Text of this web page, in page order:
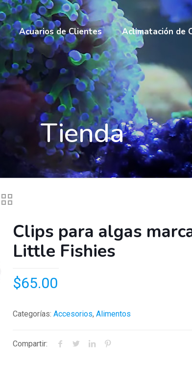
Acuarios de Clientes Aclimatación de
Tienda
Clips para algas
Little Fishies
$65.00
Categorías: Accesorios, Alimentos
Compartir: